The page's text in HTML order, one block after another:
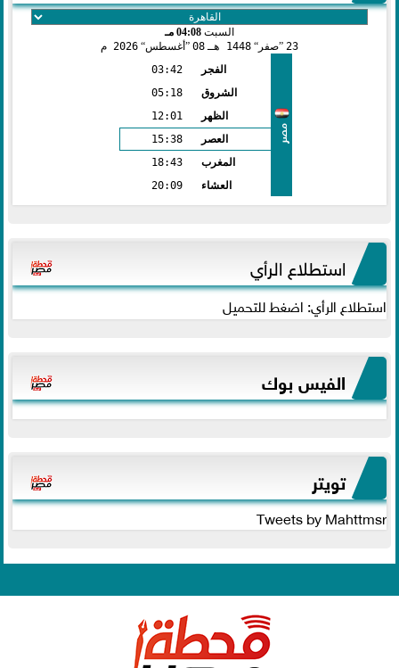
السبت 04:08 مـ
23 صفر 1448 هـ 08 أغسطس 2026 م
مصر
الفجر
03:42
الشروق
05:18
الظهر
12:01
العصر
15:38
المغرب
18:43
العشاء
20:09
استطلاع الرأي
استطلاع الرأي: اضغط للتحميل
الفيس بوك
تويتر
Tweets by Mahttmsr